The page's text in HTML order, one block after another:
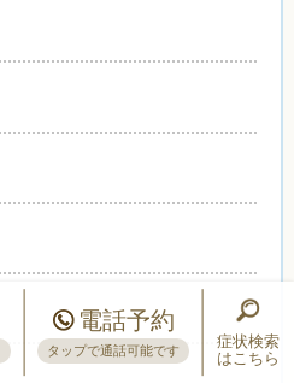
電話予約
タップで通話可能です
症状検索
はこちら